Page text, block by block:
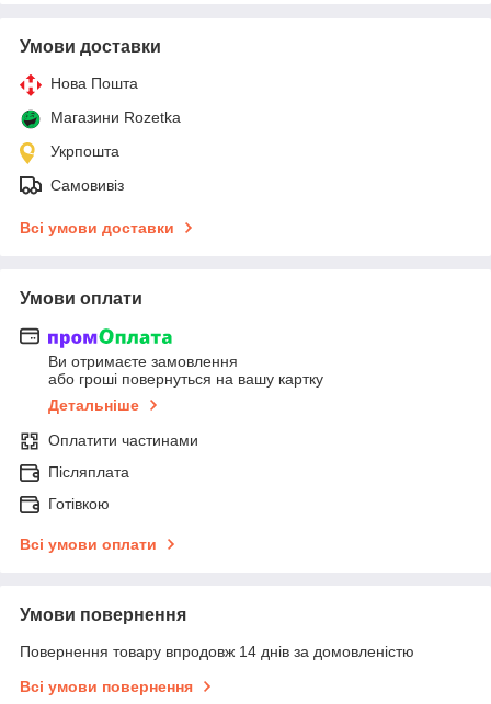
Умови доставки
Нова Пошта
Магазини Rozetka
Укрпошта
Самовивіз
Всі умови доставки
Умови оплати
Ви отримаєте замовлення
або гроші повернуться на вашу картку
Детальніше
Оплатити частинами
Післяплата
Готівкою
Всі умови оплати
Умови повернення
Повернення товару впродовж 14 днів за домовленістю
Всі умови повернення